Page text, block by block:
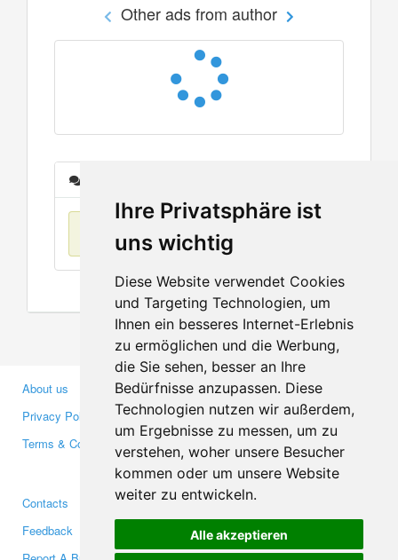
Ihre Privatsphäre ist
uns wichtig
Diese Website verwendet Cookies
und Targeting Technologien, um
Ihnen ein besseres Internet-Erlebnis
zu ermöglichen und die Werbung,
die Sie sehen, besser an Ihre
Bedürfnisse anzupassen. Diese
Technologien nutzen wir außerdem,
um Ergebnisse zu messen, um zu
verstehen, woher unsere Besucher
kommen oder um unsere Website
weiter zu entwickeln.
Alle akzeptieren
Other ads from author
No items found
About us
Privacy Policy
Terms & Conditions
Business Partners
Investors
Media
Contacts
Feedback
Facebook
Twitter